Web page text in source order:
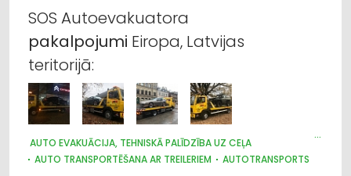
Metālapstrāde
Lauksaimniecības tehnikas un traktortehnikas
labošana, remonts
Metālizstrādājumi
Mežkopības un mežizstrādes tehnika
SOS Autoevakuatora
pakalpojumi Eiropa, Latvijas
teritorijā:
AUTO EVAKUĀCIJA, TEHNISKĀ PALĪDZĪBA UZ CEĻA
AUTO TRANSPORTĒŠANA AR TREILERIEM
AUTOTRANSPORTS